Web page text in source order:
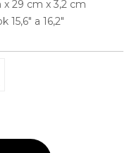
x 29 cm x 3,2 cm
15,6″ a 16,2″